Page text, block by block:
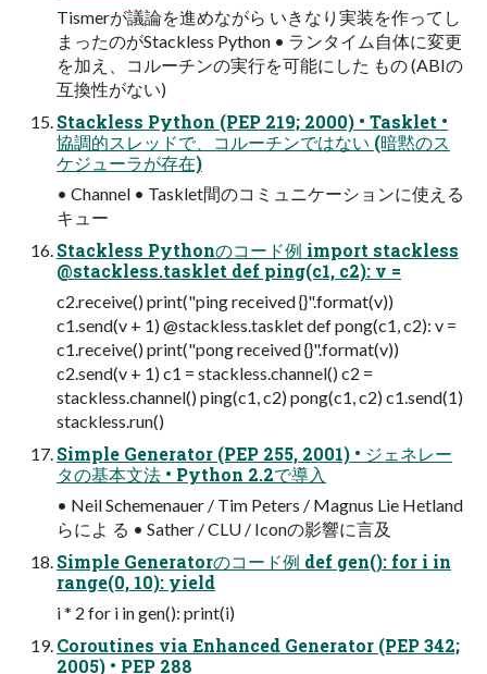
Tismerが議論を進めながら いきなり実装を作ってし
まったのがStackless Python • ランタイム自体に変更
を加え、コルーチンの実行を可能にした もの (ABIの
互換性がない)
Stackless Python (PEP 219; 2000) • Tasklet •
協調的スレッドで、コルーチンではない (暗黙のス
ケジューラが存在)
• Channel • Tasklet間のコミュニケーションに使える
キュー
Stackless Pythonのコード例 import stackless
@stackless.tasklet def ping(c1, c2): v =
c2.receive() print("ping received {}".format(v))
c1.send(v + 1) @stackless.tasklet def pong(c1, c2): v =
c1.receive() print("pong received {}".format(v))
c2.send(v + 1) c1 = stackless.channel() c2 =
stackless.channel() ping(c1, c2) pong(c1, c2) c1.send(1)
stackless.run()
Simple Generator (PEP 255, 2001) • ジェネレー
タの基本文法 • Python 2.2で導入
• Neil Schemenauer / Tim Peters / Magnus Lie Hetland
らによ る • Sather / CLU / Iconの影響に言及
Simple Generatorのコード例 def gen(): for i in
range(0, 10): yield
i * 2 for i in gen(): print(i)
Coroutines via Enhanced Generator (PEP 342;
2005) • PEP 288